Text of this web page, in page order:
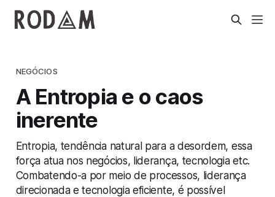
NEGÓCIOS
A Entropia e o caos
inerente
Entropia, tendência natural para a desordem, essa
força atua nos negócios, liderança, tecnologia etc.
Combatendo-a por meio de processos, liderança
direcionada e tecnologia eficiente, é possível